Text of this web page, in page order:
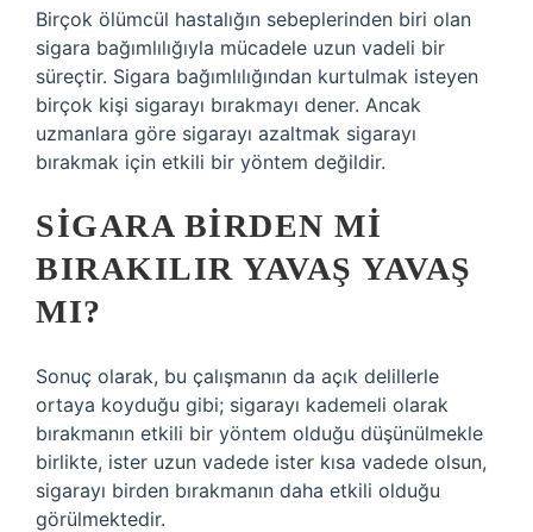
Birçok ölümcül hastalığın sebeplerinden biri olan
sigara bağımlılığıyla mücadele uzun vadeli bir
süreçtir. Sigara bağımlılığından kurtulmak isteyen
birçok kişi sigarayı bırakmayı dener. Ancak
uzmanlara göre sigarayı azaltmak sigarayı
bırakmak için etkili bir yöntem değildir.
SIGARA BIRDEN MI
BIRAKILIR YAVAŞ YAVAŞ
MI?
Sonuç olarak, bu çalışmanın da açık delillerle
ortaya koyduğu gibi; sigarayı kademeli olarak
bırakmanın etkili bir yöntem olduğu düşünülmekle
birlikte, ister uzun vadede ister kısa vadede olsun,
sigarayı birden bırakmanın daha etkili olduğu
görülmektedir.